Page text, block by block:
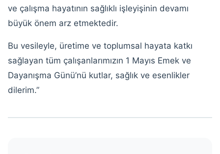
ve çalışma hayatının sağlıklı işleyişinin devamı
büyük önem arz etmektedir.
Bu vesileyle, üretime ve toplumsal hayata katkı
sağlayan tüm çalışanlarımızın 1 Mayıs Emek ve
Dayanışma Günü’nü kutlar, sağlık ve esenlikler
dilerim.”